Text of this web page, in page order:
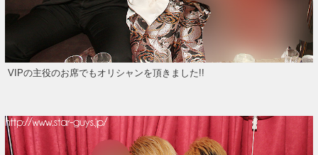
VIPの主役のお席でもオリシャンを頂きました!!